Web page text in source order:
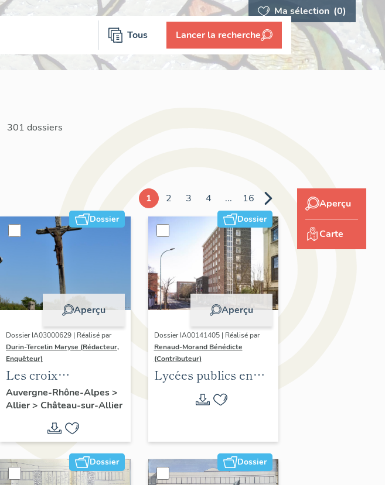
Ma sélection (0)
Tous Lancer la recherche
301 dossiers
1 2 3 4 ... 16
Dossier
Aperçu
Dossier IA03000629 | Réalisé par
Durin-Tercelin Maryse (Rédacteur,
Enquêteur)
Les croix
monumentales de la
commune de
Château-sur-Allier
Auvergne-Rhône-Alpes>
Allier> Château-sur-Allier
Dossier
Aperçu
Dossier IA00141405 | Réalisé par
Renaud-Morand Bénédicte
(Contributeur)
Lycées publics en
espace urbain (1802-
Dossier Dossier
Aperçu
Carte